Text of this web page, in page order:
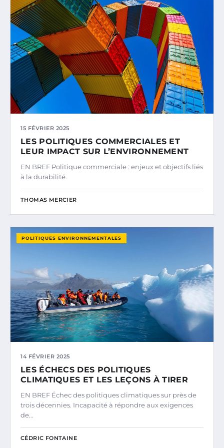
15 FÉVRIER 2025
LES POLITIQUES COMMERCIALES ET
LEUR IMPACT SUR L’ENVIRONNEMENT
EN BREF Politique commerciale : enjeux et objectifs liés
à la durabilité.
THOMAS MERCIER
POLITIQUES ENVIRONNEMENTALES
14 FÉVRIER 2025
LES ÉCHECS DES POLITIQUES
CLIMATIQUES ET LES LEÇONS À TIRER
EN BREF Échec des politiques climatiques sur près de
trois décennies. Incapacité à répondre aux exigences
de…
CÉDRIC FONTAINE